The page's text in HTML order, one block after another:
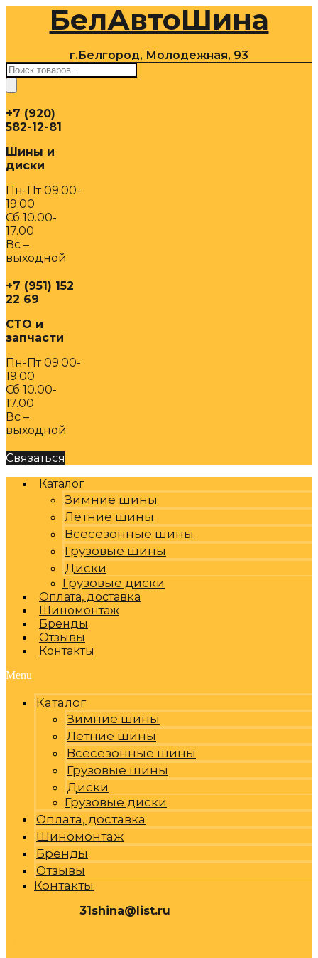
содержимомуБелАвтоШина
г.Белгород, Молодежная, 93
Поиск
товаров
+7 (920)
582-12-81
Шины и
диски
Пн-Пт 09.00-
19.00
Сб 10.00-
17.00
Вс –
выходной
+7 (951) 152
22 69
СТО и
запчасти
Пн-Пт 09.00-
19.00
Сб 10.00-
17.00
Вс –
выходной
Связаться
Каталог
Зимние шины
Летние шины
Всесезонные шины
Грузовые шины
Диски
Грузовые диски
Оплата, доставка
Шиномонтаж
Бренды
Отзывы
Контакты
Menu
Каталог
Зимние шины
Летние шины
Всесезонные шины
Грузовые шины
Диски
Грузовые диски
Оплата, доставка
Шиномонтаж
Бренды
Отзывы
Контакты
31shina@list.ru